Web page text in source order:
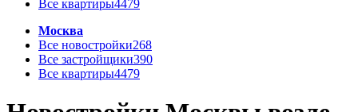
Все квартиры4479
Москва
Все новостройки268
Все застройщики390
Все квартиры4479